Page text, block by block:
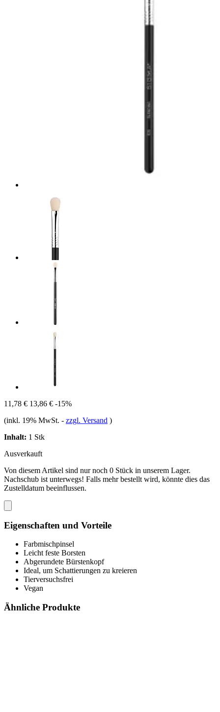
11,78 € 13,86 € -15%
(inkl. 19% MwSt. - zzgl. Versand )
Inhalt: 1 Stk
Ausverkauft
Von diesem Artikel sind nur noch 0 Stück in unserem Lager.
Nachschub ist unterwegs! Falls mehr bestellt wird, könnte dies das
Zustelldatum beeinflussen.
Eigenschaften und Vorteile
Farbmischpinsel
Leicht feste Borsten
Abgerundete Bürstenkopf
Ideal, um Schattierungen zu kreieren
Tierversuchsfrei
Vegan
Ähnliche Produkte